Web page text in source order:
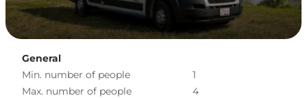
General
Min. number of people
1
Max. number of people
4